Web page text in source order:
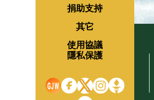
捐助支持
其它
使用協議
隱私保護